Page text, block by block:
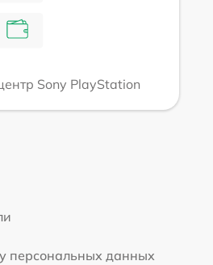
Sony PlayStation
персональных данных